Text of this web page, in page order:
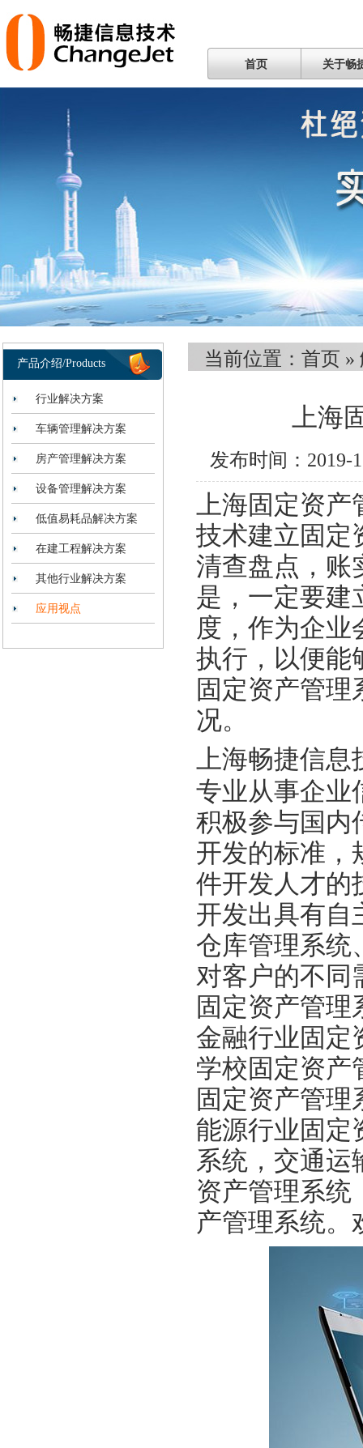
首页 关于畅
产品介绍/Products
行业解决方案
车辆管理解决方案
房产管理解决方案
设备管理解决方案
低值易耗品解决方案
在建工程解决方案
其他行业解决方案
应用视点
当前位置： 首页 »
上海
发布时间：2019-
上海固定资产
技术建立固定
清查盘点，账
是，一定要建
度，作为企业
执行，以便能
固定资产管
况。
上海畅捷信息
专业从事企业
积极参与国内
开发的标准，
件开发人才的
开发出具有自
仓库管理系统
对客户的不同
固定资产管
金融行业固定
学校固定资产
固定资产管
能源行业固定
系统，交通运
资产管理系统
产管理系统。